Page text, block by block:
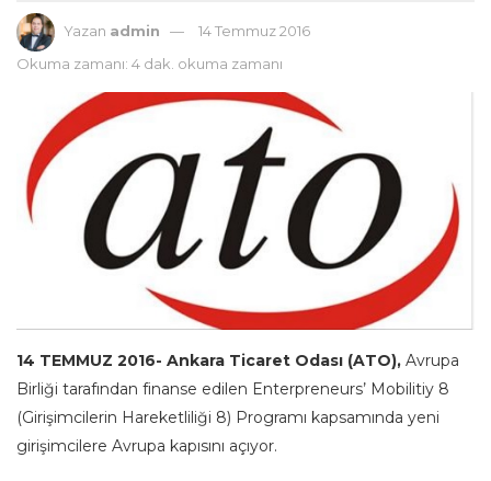
Yazan admin
14 Temmuz 2016
Okuma zamanı: 4 dak. okuma zamanı
14 TEMMUZ 2016- Ankara Ticaret Odası (ATO), Avrupa
Birliği tarafından finanse edilen Enterpreneurs’ Mobilitiy 8
(Girişimcilerin Hareketliliği 8) Programı kapsamında yeni
girişimcilere Avrupa kapısını açıyor.